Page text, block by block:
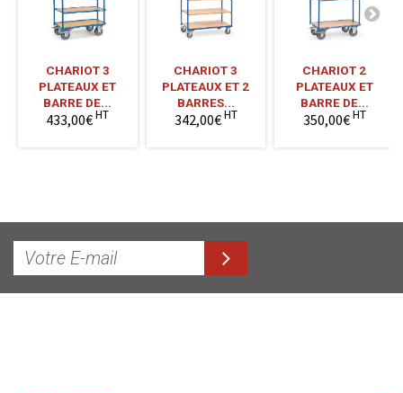
CHARIOT 3
PLATEAUX ET
BARRE DE...
433,00€HT
CHARIOT 3
PLATEAUX ET 2
BARRES...
342,00€HT
CHARIOT 2
PLATEAUX ET
BARRE DE...
350,00€HT